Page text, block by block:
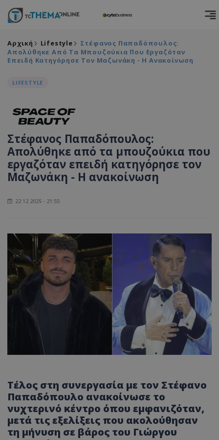
Αρχική Lifestyle
Στέφανος Παπαδόπουλος:
Απολύθηκε Από Τα Μπουζούκια Που Εργαζόταν
Επειδή Κατηγόρησε Τον Μαζωνάκη - Η Ανακοίνωση
LIFESTYLE
Στέφανος Παπαδόπουλος:
Απολύθηκε από τα μπουζούκια που
εργαζόταν επειδή κατηγόρησε τον
Μαζωνάκη - Η ανακοίνωση
22.12.2025 - 21:55
Τέλος στη συνεργασία με τον Στέφανο
Παπαδόπουλο ανακοίνωσε το
νυχτερινό κέντρο όπου εμφανιζόταν,
μετά τις εξελίξεις που ακολούθησαν
τη μήνυση σε βάρος του Γιώργου